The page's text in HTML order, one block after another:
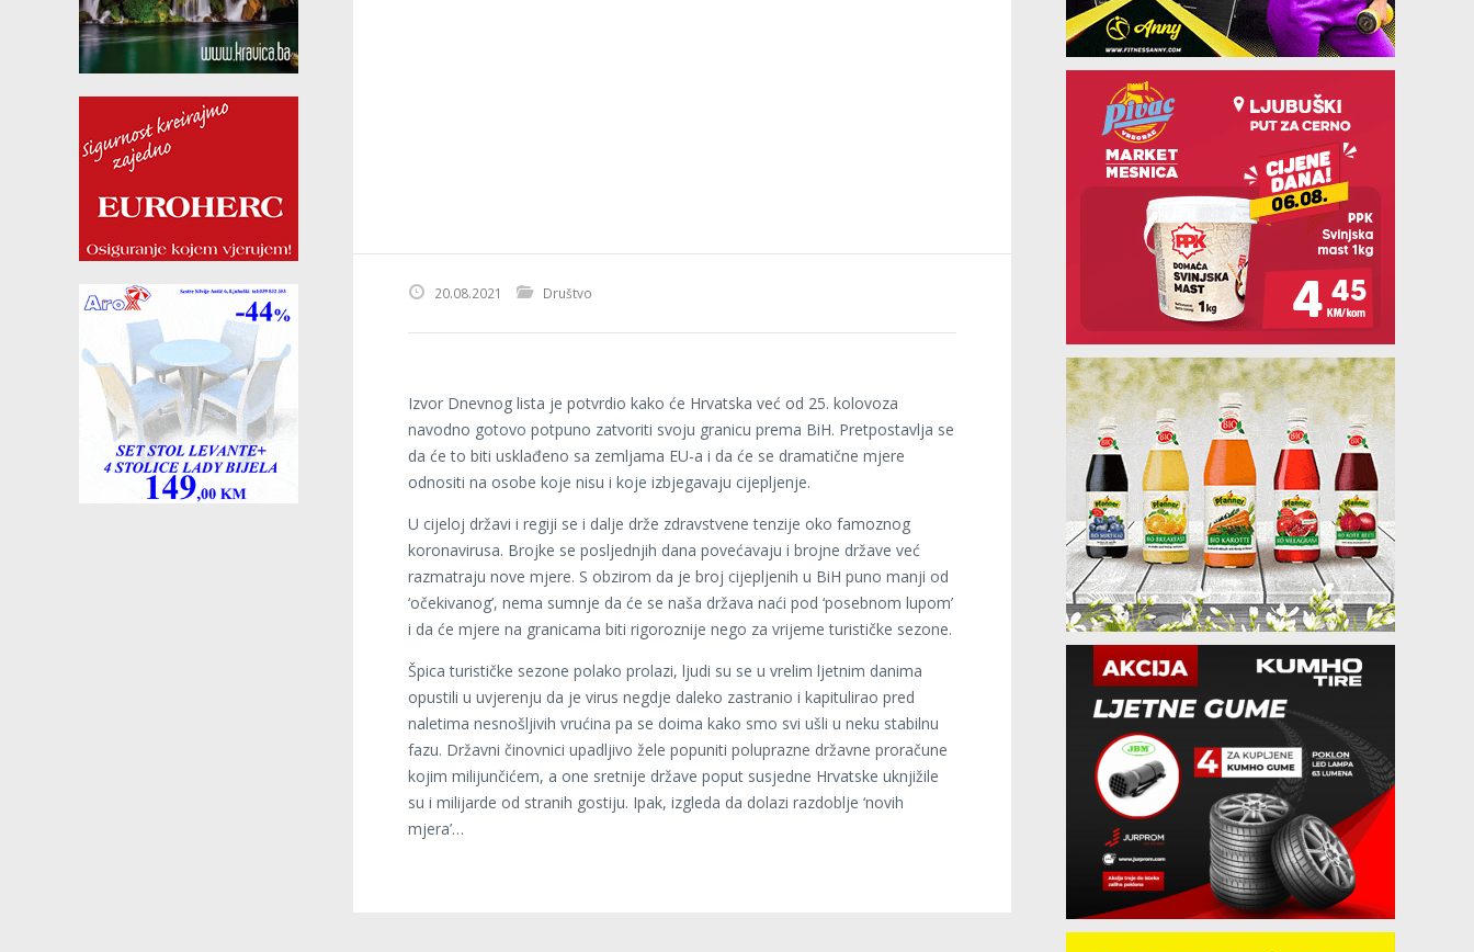
20.08.2021 Društvo
Izvor Dnevnog lista je potvrdio kako će Hrvatska već od 25. kolovoza
navodno gotovo potpuno zatvoriti svoju granicu prema BiH. Pretpostavlja se
da će to biti usklađeno sa zemljama EU-a i da će se dramatične mjere
odnositi na osobe koje nisu i koje izbjegavaju cijepljenje.
U cijeloj državi i regiji se i dalje drže zdravstvene tenzije oko famoznog
koronavirusa. Brojke se posljednjih dana povećavaju i brojne države već
razmatraju nove mjere. S obzirom da je broj cijepljenih u BiH puno manji od
‘očekivanog’, nema sumnje da će se naša država naći pod ‘posebnom lupom’
i da će mjere na granicama biti rigoroznije nego za vrijeme turističke sezone.
Špica turističke sezone polako prolazi, ljudi su se u vrelim ljetnim danima
opustili u uvjerenju da je virus negdje daleko zastranio i kapitulirao pred
naletima nesnošljivih vrućina pa se doima kako smo svi ušli u neku stabilnu
fazu. Državni činovnici upadljivo žele popuniti poluprazne državne proračune
kojim milijunčićem, a one sretnije države poput susjedne Hrvatske uknjižile
su i milijarde od stranih gostiju. Ipak, izgleda da dolazi razdoblje ‘novih
mjera’…